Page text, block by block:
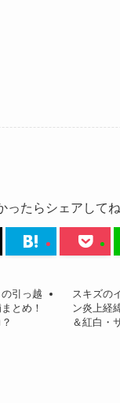
ったらシェアしてね
引っ越
とめ！
スキズの
ン炎上経
＆紅白・